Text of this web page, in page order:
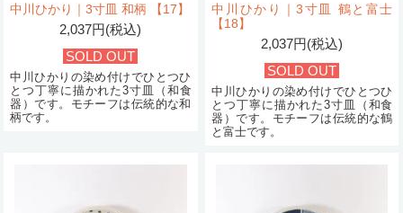
中川ひかり｜3寸皿 和柄 【17】
2,037円(税込)
SOLD OUT
中川ひかりの染め付けでひとつひ
とつ丁寧に描かれた3寸皿（和食
器）です。モチーフは伝統的な和
柄です。
中川ひかり｜3寸皿 鶴と富士
【18】
2,037円(税込)
SOLD OUT
中川ひかりの染め付けでひとつひ
とつ丁寧に描かれた3寸皿（和食
器）です。モチーフは伝統的な鶴
と富士です。